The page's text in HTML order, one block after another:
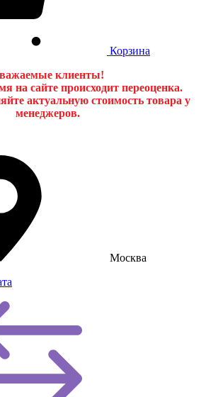
Корзина
клиенты!
на сайте происходит переоценка.
актуальную стоимость товара у
менеджеров.
Москва